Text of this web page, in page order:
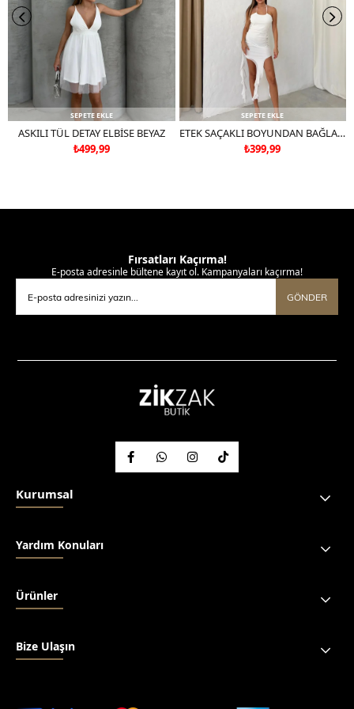
SEPETE EKLE
ASKILI TÜL DETAY ELBİSE BEYAZ
₺499,99
SEPETE EKLE
ETEK SAÇAKLI BOYUNDAN BAĞLAMALI TÜL ASTARLI ELBİSE BEYAZ
₺399,99
Fırsatları Kaçırma!
E-posta adresinle bültene kayıt ol. Kampanyaları kaçırma!
GÖNDER
Kurumsal
Yardım Konuları
Ürünler
Bize Ulaşın